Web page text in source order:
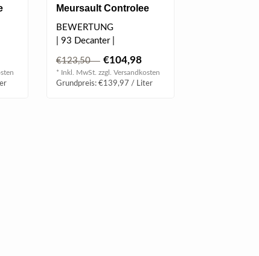
Meursault Controlee
2022 0.75 l
BEWERTUNG
| 93 Decanter |
| 91 Jasper Morris |..
€123,50 €104,98
* Inkl. MwSt. zzgl. Versandkosten
Grundpreis: €139,97 / Liter